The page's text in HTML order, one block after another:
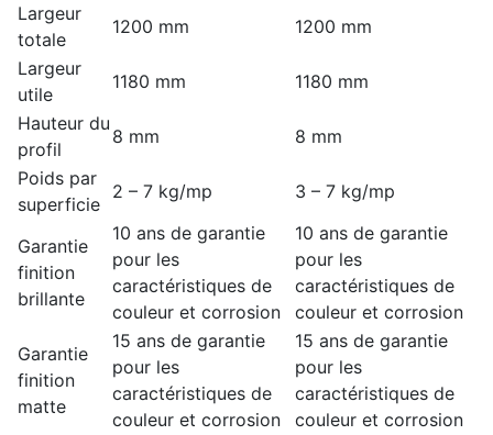
Largeur
totale
1200 mm
1200 mm
Largeur
utile
1180 mm
1180 mm
Hauteur du
profil
8 mm
8 mm
Poids par
superficie
2 – 7 kg/mp 3 – 7 kg/mp
Garantie
finition
brillante
10 ans de garantie
pour les
caractéristiques de
couleur et corrosion
10 ans de garantie
pour les
caractéristiques de
couleur et corrosion
Garantie
finition
matte
15 ans de garantie
pour les
caractéristiques de
couleur et corrosion
15 ans de garantie
pour les
caractéristiques de
couleur et corrosion